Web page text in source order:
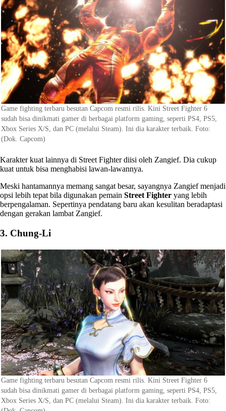
Game fighting terbaru besutan Capcom resmi rilis. Kini Street Fighter 6
sudah bisa dinikmati gamer di berbagai platform gaming, seperti PS4, PS5,
Xbox Series X/S, dan PC (melalui Steam). Ini dia karakter terbaik. Foto:
(Dok. Capcom)
Karakter kuat lainnya di Street Fighter diisi oleh Zangief. Dia cukup
kuat untuk bisa menghabisi lawan-lawannya.
Meski hantamannya memang sangat besar, sayangnya Zangief menjadi
opsi lebih tepat bila digunakan pemain Street Fighter yang lebih
berpengalaman. Sepertinya pendatang baru akan kesulitan beradaptasi
dengan gerakan lambat Zangief.
3. Chung-Li
Game fighting terbaru besutan Capcom resmi rilis. Kini Street Fighter 6
sudah bisa dinikmati gamer di berbagai platform gaming, seperti PS4, PS5,
Xbox Series X/S, dan PC (melalui Steam). Ini dia karakter terbaik. Foto: